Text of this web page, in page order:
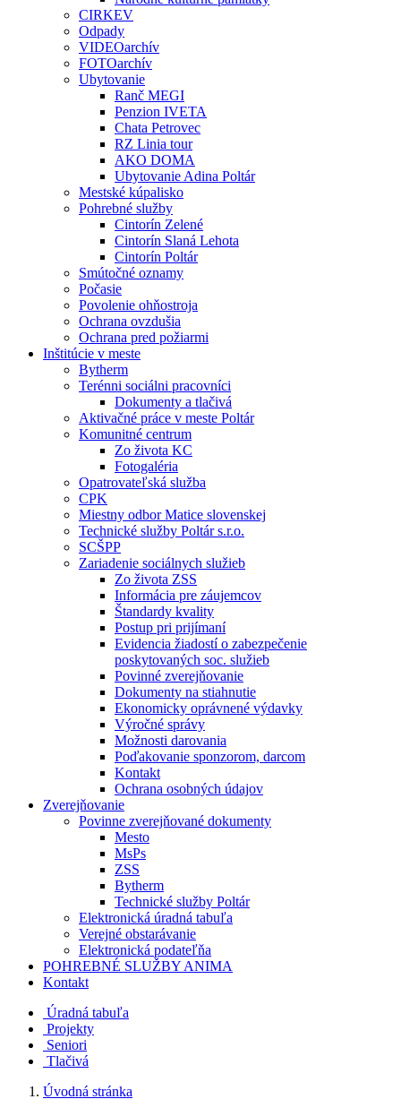
CIRKEV
Odpady
VIDEOarchív
FOTOarchív
Ubytovanie
Ranč MEGI
Penzion IVETA
Chata Petrovec
RZ Linia tour
AKO DOMA
Ubytovanie Adina Poltár
Mestské kúpalisko
Pohrebné služby
Cintorín Zelené
Cintorín Slaná Lehota
Cintorín Poltár
Smútočné oznamy
Počasie
Povolenie ohňostroja
Ochrana ovzdušia
Ochrana pred požiarmi
Inštitúcie v meste
Bytherm
Terénni sociálni pracovníci
Dokumenty a tlačivá
Aktivačné práce v meste Poltár
Komunitné centrum
Zo života KC
Fotogaléria
Opatrovateľská služba
CPK
Miestny odbor Matice slovenskej
Technické služby Poltár s.r.o.
SCŠPP
Zariadenie sociálnych služieb
Zo života ZSS
Informácia pre záujemcov
Štandardy kvality
Postup pri prijímaní
Evidencia žiadostí o zabezpečenie
poskytovaných soc. služieb
Povinné zverejňovanie
Dokumenty na stiahnutie
Ekonomicky oprávnené výdavky
Výročné správy
Možnosti darovania
Poďakovanie sponzorom, darcom
Kontakt
Ochrana osobných údajov
Zverejňovanie
Povinne zverejňované dokumenty
Mesto
MsPs
ZSS
Bytherm
Technické služby Poltár
Elektronická úradná tabuľa
Verejné obstarávanie
Elektronická podateľňa
POHREBNÉ SLUŽBY ANIMA
Kontakt
Úradná tabuľa
Projekty
Seniori
Tlačivá
Úvodná stránka